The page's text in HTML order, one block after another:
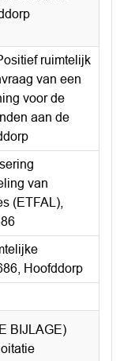
ruimtelijk
van een
voor de
aan de
van
(ETFAL),
Hoofddorp
BIJLAGE)